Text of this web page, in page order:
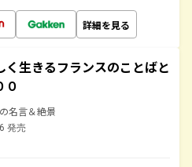
詳細を見る
く生きるフランスのことばと
０
名言＆絶景
発売